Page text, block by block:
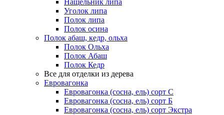
Нащельник липа
Уголок липа
Полок липа
Полок осина
Полок абаш, кедр, ольха
Полок Ольха
Полок Абаш
Полок Кедр
Все для отделки из дерева
Евровагонка
Евровагонка (сосна, ель) сорт С
Евровагонка (сосна, ель) сорт Б
Евровагонка (сосна, ель) сорт Экстра